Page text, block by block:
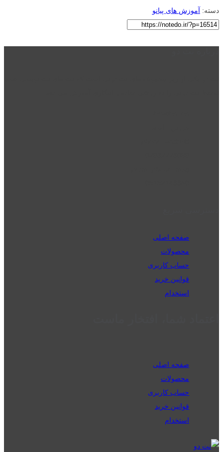
دسته: آموزش های پیانو
صفحه اصلی
محصولات
حساب کاربری
قوانین خرید
استخدام
صفحه اصلی
محصولات
حساب کاربری
قوانین خرید
استخدام